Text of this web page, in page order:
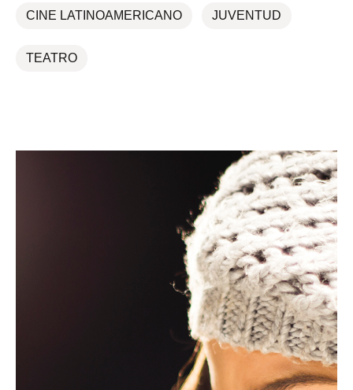
CINE LATINOAMERICANO JUVENTUD
TEATRO